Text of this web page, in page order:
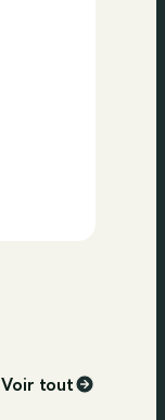
Voir tout